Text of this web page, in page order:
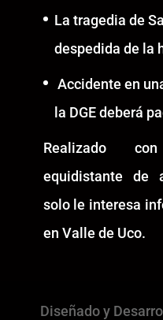
La tragedia de
despedida de la
Accidente en
la DGE deberá
Realizado
equidistante de
solo le interesa
en Valle de Uco.
Diseñado y